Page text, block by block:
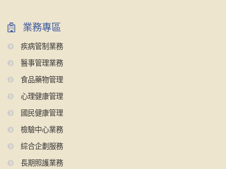
業務專區
疾病管制業務
醫事管理業務
食品藥物管理
心理健康管理
國民健康管理
檢驗中心業務
綜合企劃服務
長期照護業務